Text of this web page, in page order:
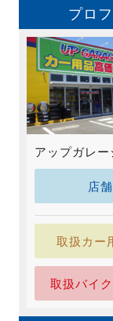
プロ
アップガレ
店
取扱カー
取扱バイ